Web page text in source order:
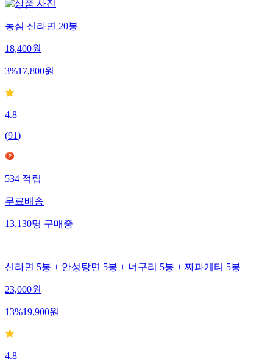
농심 신라면 20봉
18,400원
3%17,800원
4.8
(91)
534 적립
무료배송
13,130명 구매중
신라면 5봉 + 안성탕면 5봉 + 너구리 5봉 + 짜파게티 5봉
23,000원
13%19,900원
4.8